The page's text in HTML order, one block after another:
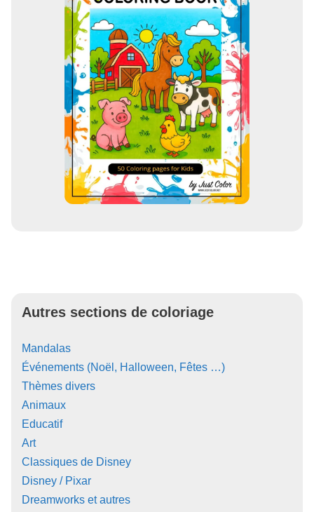
Autres sections de coloriage
Mandalas
Événements (Noël, Halloween, Fêtes …)
Thèmes divers
Animaux
Educatif
Art
Classiques de Disney
Disney / Pixar
Dreamworks et autres